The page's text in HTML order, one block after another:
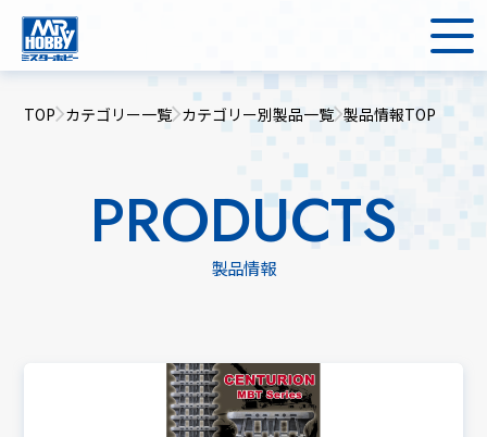
TOP カテゴリー一覧 カテゴリー別製品一覧 製品情報TOP
PRODUCTS
製品情報